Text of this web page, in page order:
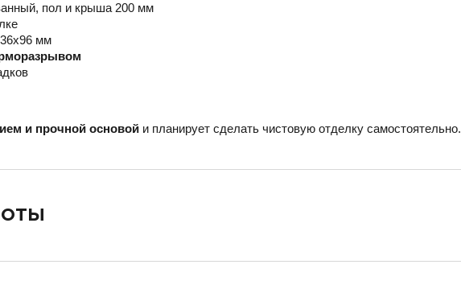
пол и крыша 200 мм
мм
и прочной основой и планирует сделать чистовую отделку самостоятельно.